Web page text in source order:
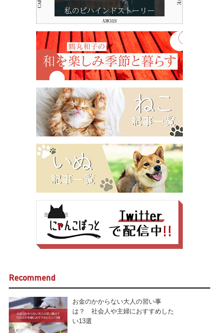
Recommend
お金のかからない大人の習い事
は？ 社会人や主婦におすすめした
い13選